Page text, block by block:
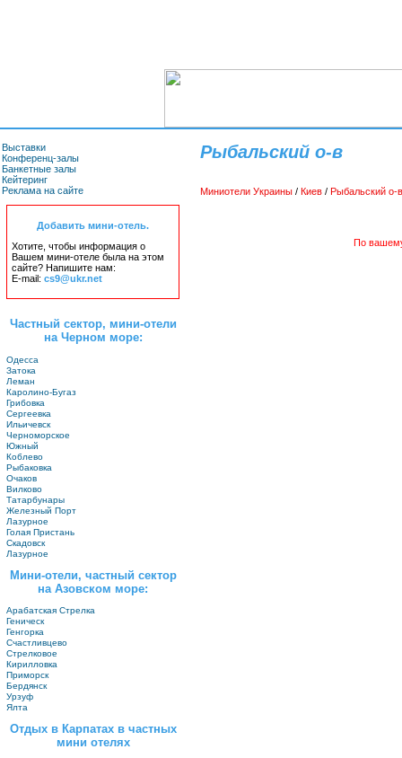
Выставки
Конференц-залы
Банкетные залы
Кейтеринг
Реклама на сайте
Добавить мини-отель.
Хотите, чтобы информация о
Вашем мини-отеле была на этом
сайте? Напишите нам:
E-mail: cs9@ukr.net
Частный сектор, мини-отели
на Черном море:
Одесса
Затока
Леман
Каролино-Бугаз
Грибовка
Сергеевка
Ильичевск
Черноморское
Южный
Коблево
Рыбаковка
Очаков
Вилково
Татарбунары
Железный Порт
Лазурное
Голая Пристань
Скадовск
Лазурное
Мини-отели, частный сектор
на Азовском море:
Арабатская Стрелка
Геническ
Генгорка
Счастливцево
Стрелковое
Кирилловка
Приморск
Бердянск
Урзуф
Ялта
Отдых в Карпатах в частных
мини отелях
Рыбальский о-в
Миниотели Украины / Киев / Рыбальский о-в
По